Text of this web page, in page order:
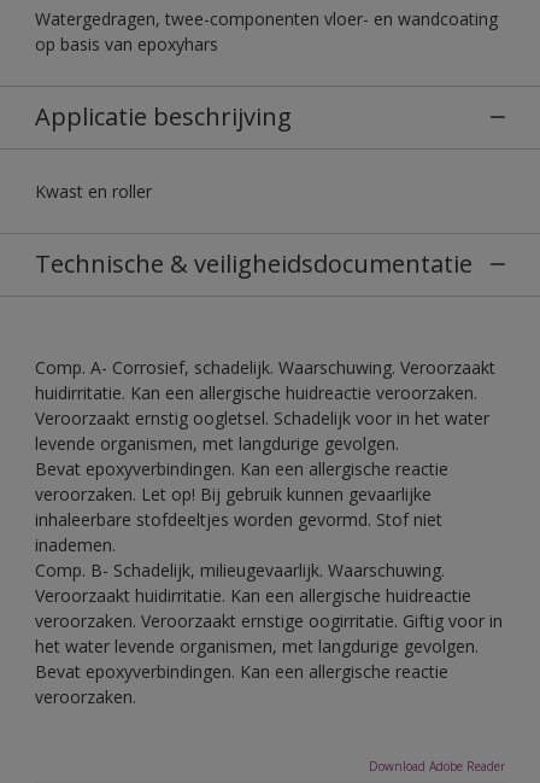
Watergedragen, twee-componenten vloer- en wandcoating
op basis van epoxyhars
Applicatie beschrijving
Kwast en roller
Technische & veiligheidsdocumentatie
Comp. A- Corrosief, schadelijk. Waarschuwing. Veroorzaakt
huidirritatie. Kan een allergische huidreactie veroorzaken.
Veroorzaakt ernstig oogletsel. Schadelijk voor in het water
levende organismen, met langdurige gevolgen.
Bevat epoxyverbindingen. Kan een allergische reactie
veroorzaken. Let op! Bij gebruik kunnen gevaarlijke
inhaleerbare stofdeeltjes worden gevormd. Stof niet
inademen.
Comp. B- Schadelijk, milieugevaarlijk. Waarschuwing.
Veroorzaakt huidirritatie. Kan een allergische huidreactie
veroorzaken. Veroorzaakt ernstige oogirritatie. Giftig voor in
het water levende organismen, met langdurige gevolgen.
Bevat epoxyverbindingen. Kan een allergische reactie
veroorzaken.
Download Adobe Reader